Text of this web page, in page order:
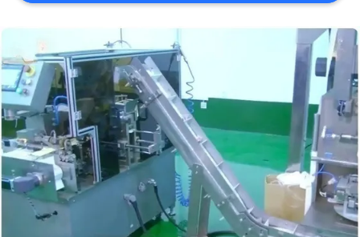
ΈΛΕΓΧΟΣ
ΠΟΙΌΤΗΤΑΣ
ΕΠΙΚΟΙΝΩΝΉΣΤΕ
ΜΑΖΊ
ΜΑΣ